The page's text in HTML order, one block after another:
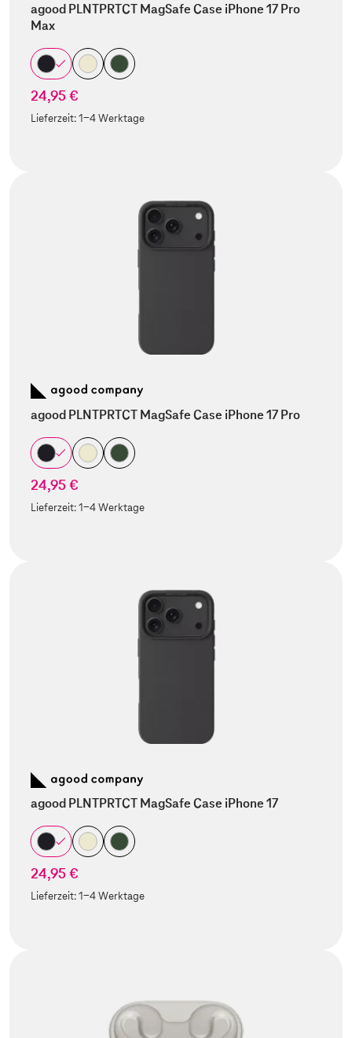
agood PLNTPRTCT MagSafe Case iPhone 17 Pro
Max
24,95 €
Lieferzeit:1-4 Werktage
agood PLNTPRTCT MagSafe Case iPhone 17 Pro
24,95 €
Lieferzeit:1-4 Werktage
agood PLNTPRTCT MagSafe Case iPhone 17
24,95 €
Lieferzeit:1-4 Werktage